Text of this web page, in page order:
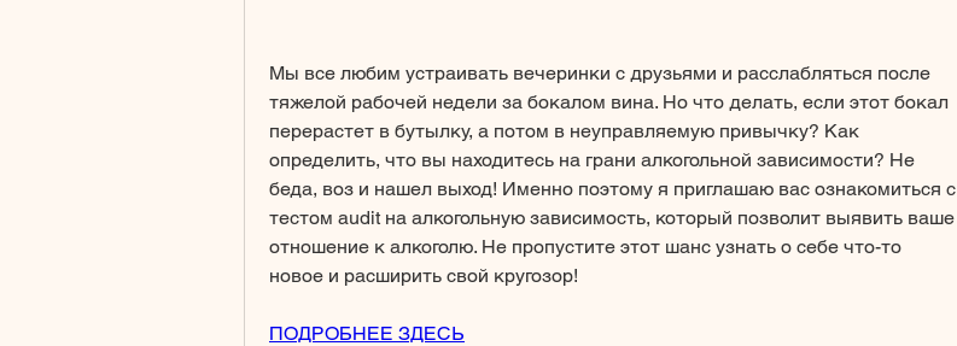
Мы все любим устраивать вечеринки с друзьями и расслабляться после
тяжелой рабочей недели за бокалом вина. Но что делать, если этот бокал
перерастет в бутылку, а потом в неуправляемую привычку? Как
определить, что вы находитесь на грани алкогольной зависимости? Не
беда, воз и нашел выход! Именно поэтому я приглашаю вас ознакомиться с
тестом audit на алкогольную зависимость, который позволит выявить ваше
отношение к алкоголю. Не пропустите этот шанс узнать о себе что-то
новое и расширить свой кругозор!
ПОДРОБНЕЕ ЗДЕСЬ